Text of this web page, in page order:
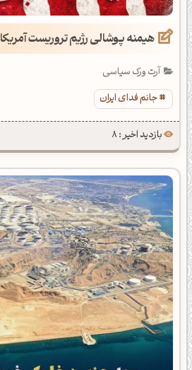
هیمنه پوشالی رژیم تروریست آمریکا
آرت ورک سیاسی
جانم فدای ایران
بازدید اخیر : 8